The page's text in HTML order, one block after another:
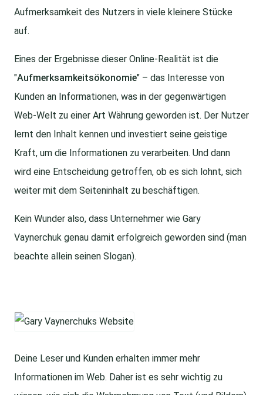
Aufmerksamkeit des Nutzers in viele kleinere Stücke
auf.
Eines der Ergebnisse dieser Online-Realität ist die
"Aufmerksamkeitsökonomie" – das Interesse von
Kunden an Informationen, was in der gegenwärtigen
Web-Welt zu einer Art Währung geworden ist. Der Nutzer
lernt den Inhalt kennen und investiert seine geistige
Kraft, um die Informationen zu verarbeiten. Und dann
wird eine Entscheidung getroffen, ob es sich lohnt, sich
weiter mit dem Seiteninhalt zu beschäftigen.
Kein Wunder also, dass Unternehmer wie Gary
Vaynerchuk genau damit erfolgreich geworden sind (man
beachte allein seinen Slogan).
Deine Leser und Kunden erhalten immer mehr
Informationen im Web. Daher ist es sehr wichtig zu